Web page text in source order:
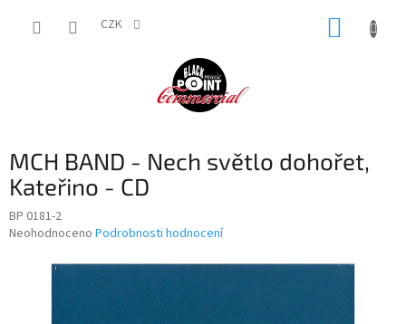
CZK
MCH BAND - Nech světlo dohořet,
Kateřino - CD
BP 0181-2
Průměrné
produktu
Neohodnoceno Podrobnosti hodnocení